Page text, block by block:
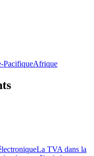
PacifiqueAfrique
La TVA dans la